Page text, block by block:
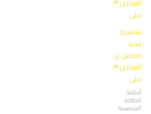
شاسية
حديد
مجلفن ع
الساخن ٣
ملى
أنظمة
الطاقة
الشمسية